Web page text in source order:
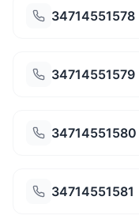
34714551578
34714551579
34714551580
34714551581